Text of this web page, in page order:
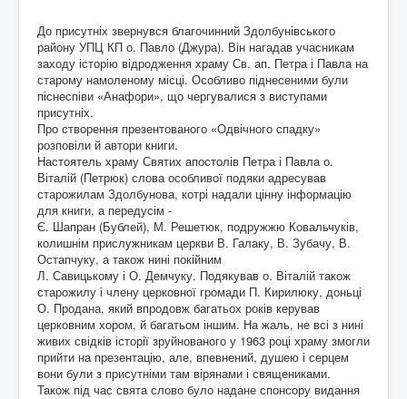
До присутніх звернувся благочинний Здолбунівського
району УПЦ КП о. Павло (Джура). Він нагадав учасникам
заходу історію відродження храму Св. ап. Петра і Павла на
старому намоленому місці. Особливо піднесеними були
піснеспіви «Анафори», що чергувалися з виступами
присутніх.
Про створення презентованого «Одвічного спадку»
розповіли й автори книги.
Настоятель храму Святих апостолів Петра і Павла о.
Віталій (Петрюк) слова особливої подяки адресував
старожилам Здолбунова, котрі надали цінну інформацію
для книги, а передусім -
Є. Шапран (Бублей), М. Решетюк, подружжю Ковальчуків,
колишнім прислужникам церкви В. Галаку, В. Зубачу, В.
Остапчуку, а також нині покійним
Л. Савицькому і О. Демчуку. Подякував о. Віталій також
старожилу і члену церковної громади П. Кирилюку, доньці
О. Продана, який впродовж багатьох років керував
церковним хором, й багатьом іншим. На жаль, не всі з нині
живих свідків історії зруйнованого у 1963 році храму змогли
прийти на презентацію, але, впевнений, душею і серцем
вони були з присутніми там вірянами і священиками.
Також під час свята слово було надане спонсору видання